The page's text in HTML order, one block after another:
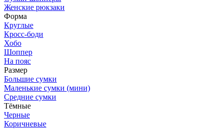
Женские рюкзаки
Форма
Круглые
Кросс-боди
Хобо
Шоппер
На пояс
Размер
Большие сумки
Маленькие сумки (мини)
Средние сумки
Тёмные
Черные
Коричневые